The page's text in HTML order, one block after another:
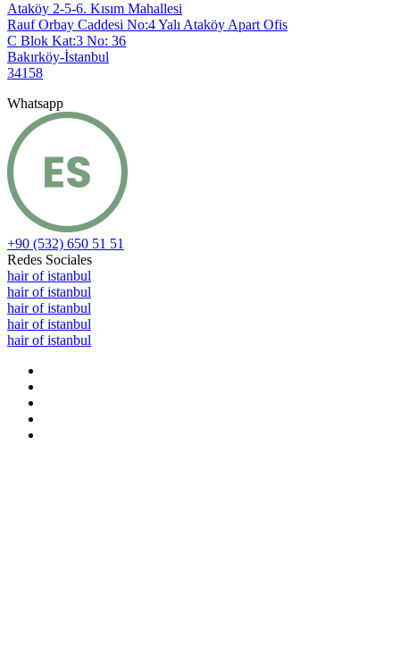
Ataköy 2-5-6. Kısım Mahallesi
Rauf Orbay Caddesi No:4 Yalı Ataköy Apart Ofis
C Blok Kat:3 No: 36
Bakırköy-İstanbul
34158
Whatsapp
+90 (532) 650 51 51
Redes Sociales
hair of istanbul
hair of istanbul
hair of istanbul
hair of istanbul
hair of istanbul